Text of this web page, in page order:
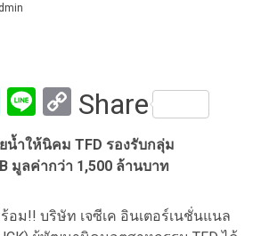
LinkedIn
LineCopy
Link
Share
น้ำให้นิคม TFD รองรับกลุ่ม
มูลค่ากว่า 1,500 ล้านบาท
อม!! บริษัท เจซีเค อินเตอร์เนชั่นแนล